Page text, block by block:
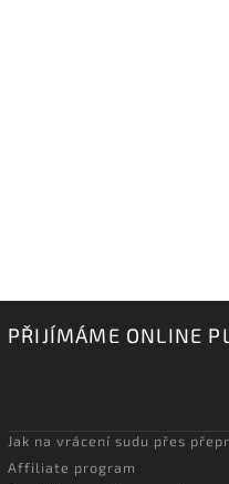
PŘIJÍMÁME ONLINE
Jak na vrácení sudu přes
Affiliate program